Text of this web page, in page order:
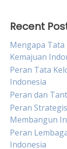
Recent
Mengapa
Kemajuan
Peran Tata
Indonesia
Peran dan
Peran
Membangun
Peran
Indonesia